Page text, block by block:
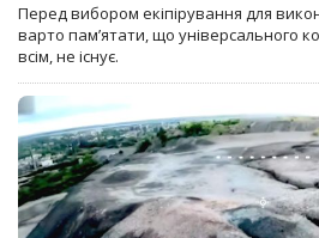
Перед вибором екіпірування для
варто пам’ятати, що універсального
всім, не існує.